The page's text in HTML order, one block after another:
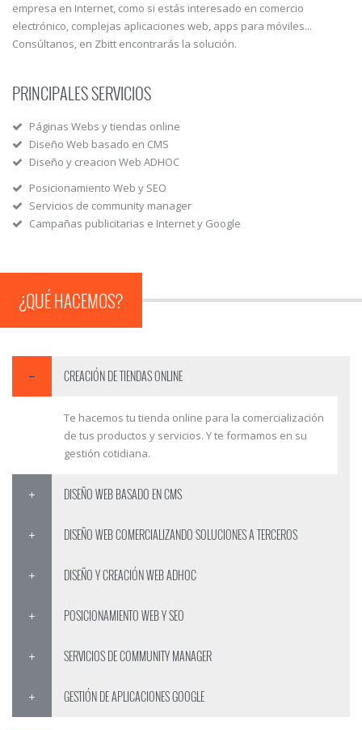
empresa en Internet, como si estás interesado en comercio
electrónico, complejas aplicaciones web, apps para móviles...
Consúltanos, en Zbitt encontrarás la solución.
PRINCIPALES SERVICIOS
Páginas Webs y tiendas online
Diseño Web basado en CMS
Diseño y creacion Web ADHOC
Posicionamiento Web y SEO
Servicios de community manager
Campañas publicitarias e Internet y Google
¿QUÉ HACEMOS?
CREACIÓN DE TIENDAS ONLINE
Te hacemos tu tienda online para la comercialización
de tus productos y servicios. Y te formamos en su
gestión cotidiana.
DISEÑO WEB BASADO EN CMS
DISEÑO WEB COMERCIALIZANDO SOLUCIONES A TERCEROS
DISEÑO Y CREACIÓN WEB ADHOC
POSICIONAMIENTO WEB Y SEO
SERVICIOS DE COMMUNITY MANAGER
GESTIÓN DE APLICACIONES GOOGLE